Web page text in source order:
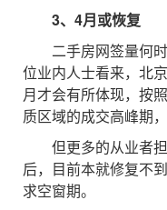
3、4月或恢复
二手房网签量何时
位业内人士看来，北
月才会有所体现，按
质区域的成交高峰期
但更多的从业者担
后，目前本就修复不
求空窗期。